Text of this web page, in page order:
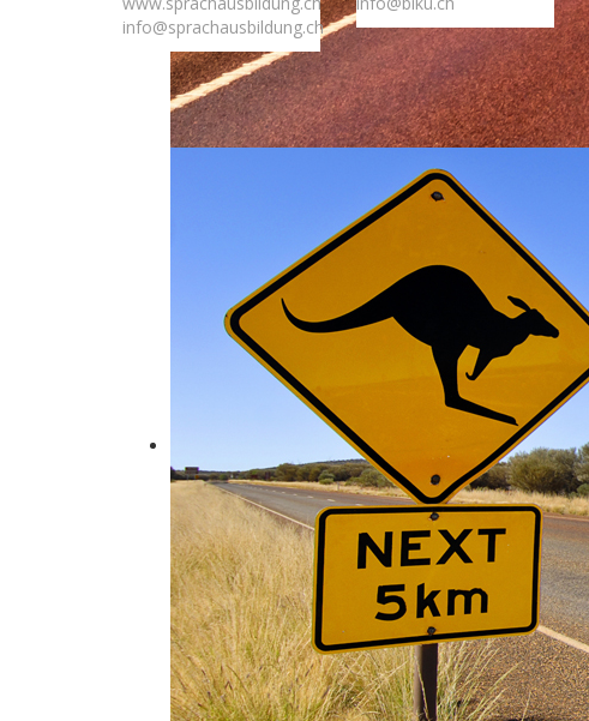
info@sprachausbildung.ch